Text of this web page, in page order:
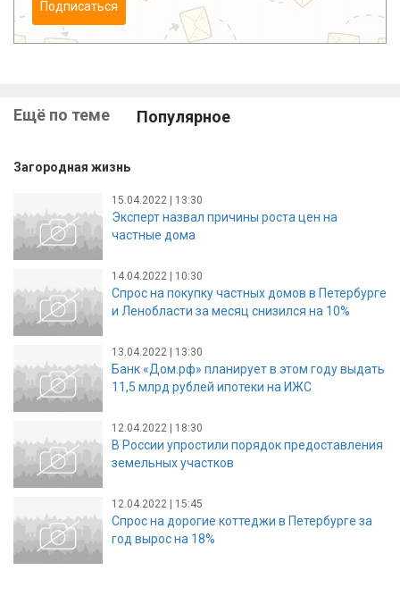
Подписаться
Ещё по теме Популярное
Загородная жизнь
15.04.2022 | 13:30
Эксперт назвал причины роста цен на
частные дома
14.04.2022 | 10:30
Спрос на покупку частных домов в Петербурге
и Ленобласти за месяц снизился на 10%
13.04.2022 | 13:30
Банк «Дом.рф» планирует в этом году выдать
11,5 млрд рублей ипотеки на ИЖС
12.04.2022 | 18:30
В России упростили порядок предоставления
земельных участков
12.04.2022 | 15:45
Спрос на дорогие коттеджи в Петербурге за
год вырос на 18%